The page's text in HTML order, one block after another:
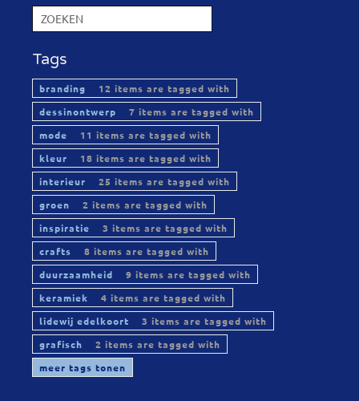
Tags
branding
12 items are tagged with
dessinontwerp
7 items are tagged with
mode
11 items are tagged with
kleur
18 items are tagged with
interieur
25 items are tagged with
groen
2 items are tagged with
inspiratie
3 items are tagged with
crafts
8 items are tagged with
duurzaamheid
9 items are tagged with
keramiek
4 items are tagged with
lidewij edelkoort
3 items are tagged with
grafisch
2 items are tagged with
meer tags tonen